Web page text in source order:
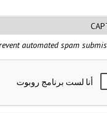
automated spam